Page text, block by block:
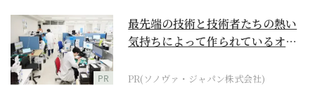
PR
最先端の技術と技術者たちの熱い
気持ちによって作られているオー
PR(ソノヴァ・ジャパン株式会社)